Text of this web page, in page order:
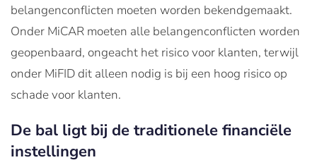
belangenconflicten moeten worden bekendgemaakt.
Onder MiCAR moeten alle belangenconflicten worden
geopenbaard, ongeacht het risico voor klanten, terwijl
onder MiFID dit alleen nodig is bij een hoog risico op
schade voor klanten.
De bal ligt bij de traditionele financiële
instellingen